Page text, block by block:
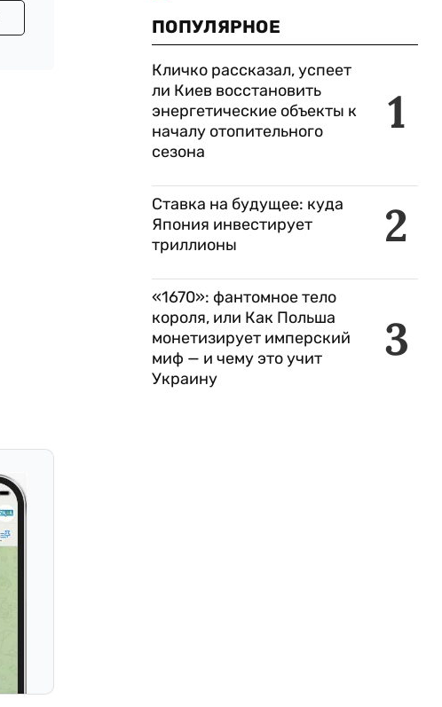
ПОПУЛЯРНОЕ
1
Кличко рассказал, успеет
ли Киев восстановить
энергетические объекты к
началу отопительного
сезона
2
Ставка на будущее: куда
Япония инвестирует
триллионы
3
«1670»: фантомное тело
короля, или Как Польша
монетизирует имперский
миф — и чему это учит
Украину